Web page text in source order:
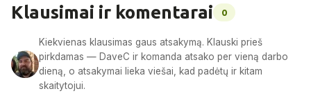
Klausimai ir komentarai 0
Kiekvienas klausimas gaus atsakymą. Klauski prieš
pirkdamas — DaveC ir komanda atsako per vieną darbo
dieną, o atsakymai lieka viešai, kad padėtų ir kitam
skaitytojui.